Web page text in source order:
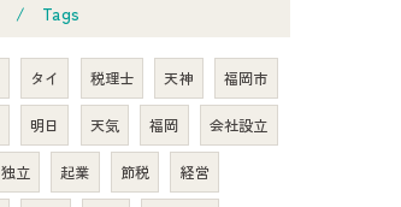
Tags
タイ 税理士 天神 福岡市
明日 天気 福岡 会社設立
独立 起業 節税 経営